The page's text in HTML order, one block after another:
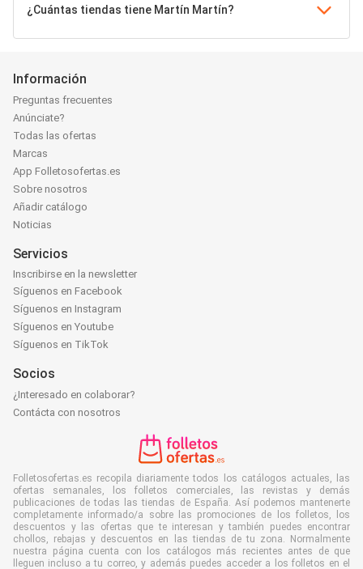
¿Cuántas tiendas tiene Martín Martín?
Información
Preguntas frecuentes
Anúnciate?
Todas las ofertas
Marcas
App Folletosofertas.es
Sobre nosotros
Añadir catálogo
Noticias
Servicios
Inscribirse en la newsletter
Síguenos en Facebook
Síguenos en Instagram
Síguenos en Youtube
Síguenos en TikTok
Socios
¿Interesado en colaborar?
Contácta con nosotros
Folletosofertas.es recopila diariamente todos los catálogos actuales, las
ofertas semanales, los folletos comerciales, las revistas y demás
publicaciones de todas las tiendas de España. Así podemos mantenerte
completamente informado/a sobre las promociones de los folletos, los
descuentos y las ofertas que te interesan y también puedes encontrar
chollos, rebajas y descuentos en las tiendas de tu zona. Normalmente
nuestra página cuenta con los catálogos más recientes antes de que
lleguen incluso a tu correo, y además puedes acceder a los folletos en el